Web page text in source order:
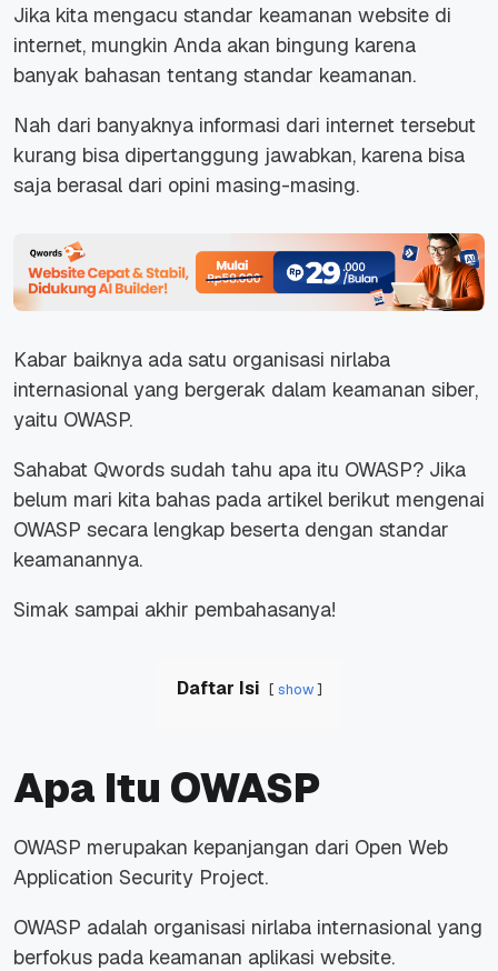
Jika kita mengacu standar keamanan website di
internet, mungkin Anda akan bingung karena
banyak bahasan tentang standar keamanan.
Nah dari banyaknya informasi dari internet tersebut
kurang bisa dipertanggung jawabkan, karena bisa
saja berasal dari opini masing-masing.
Kabar baiknya ada satu organisasi nirlaba
internasional yang bergerak dalam keamanan siber,
yaitu OWASP.
Sahabat Qwords sudah tahu apa itu OWASP? Jika
belum mari kita bahas pada artikel berikut mengenai
OWASP secara lengkap beserta dengan standar
keamanannya.
Simak sampai akhir pembahasanya!
Daftar Isi show
Apa Itu OWASP
OWASP merupakan kepanjangan dari Open Web
Application Security Project.
OWASP adalah organisasi nirlaba internasional yang
berfokus pada keamanan aplikasi website.